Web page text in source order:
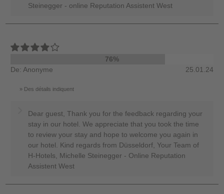
Steinegger - online Reputation Assistent West
76%
De: Anonyme
25.01.24
Des détails indiquent
Dear guest, Thank you for the feedback regarding your
stay in our hotel. We appreciate that you took the time
to review your stay and hope to welcome you again in
our hotel. Kind regards from Düsseldorf, Your Team of
H-Hotels, Michelle Steinegger - Online Reputation
Assistent West